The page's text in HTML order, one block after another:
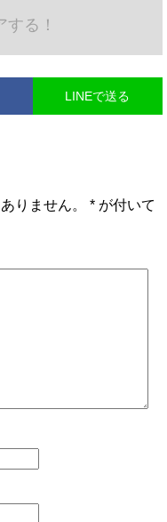
る！
LINEで送る
りません。 * が付いて